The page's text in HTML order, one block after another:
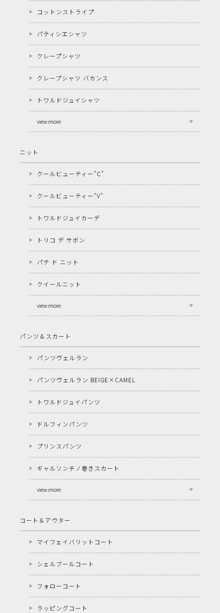
コットンストライプ
パティシエシャツ
クレープシャツ
クレープシャツ バカンス
トワルドジュイシャツ
view more
ニット
クールビューティー"C"
クールビューティー"V"
トワルドジュイカーデ
トリコ デ サボン
パテ ド ニット
クイールニット
view more
パンツ＆スカート
パンツヴェルラン
パンツヴェルラン BEIGE×CAMEL
トワルドジュイパンツ
ドルフィンパンツ
プリンスパンツ
ギャルソンチノ巻きスカート
view more
コート＆アウター
マイフェイバリットコート
シェルブールコート
フォローコート
ラッピングコート